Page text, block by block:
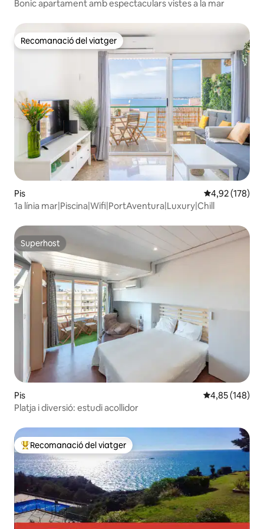
Bonic apartament amb espectaculars vistes a la mar
Recomanació del viatger
Recomanació del viatger
Pis 4,92 de
4,92 (178)
1a línia mar|Piscina|Wifi|PortAventura|Luxury|Chill
Superhost
Superhost
Pis 4,85 de
4,85 (148)
Platja i diversió: estudi acollidor
Principals recomanacions dels viatgers
Recomanació del viatger